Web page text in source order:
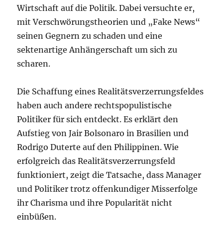
Wirtschaft auf die Politik. Dabei versuchte er,
mit Verschwörungstheorien und „Fake News“
seinen Gegnern zu schaden und eine
sektenartige Anhängerschaft um sich zu
scharen.
Die Schaffung eines Realitätsverzerrungsfeldes
haben auch andere rechtspopulistische
Politiker für sich entdeckt. Es erklärt den
Aufstieg von Jair Bolsonaro in Brasilien und
Rodrigo Duterte auf den Philippinen. Wie
erfolgreich das Realitätsverzerrungsfeld
funktioniert, zeigt die Tatsache, dass Manager
und Politiker trotz offenkundiger Misserfolge
ihr Charisma und ihre Popularität nicht
einbüßen.